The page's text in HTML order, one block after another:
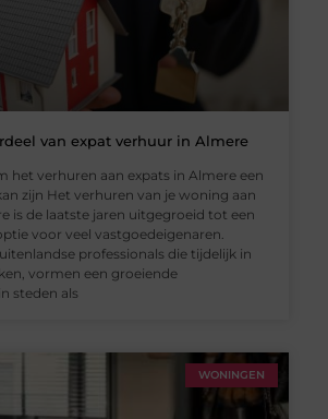
van expat verhuur in Almere
het verhuren aan expats in Almere een
zijn Het verhuren van je woning aan
is de laatste jaren uitgegroeid tot een
voor veel vastgoedeigenaren.
professionals die tijdelijk in
vormen een groeiende
steden als
WONINGEN